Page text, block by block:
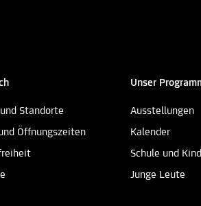
Standorte
Öffnungszeiten
Unser
Ausstellungen
Kalender
Schule und
Junge Leute